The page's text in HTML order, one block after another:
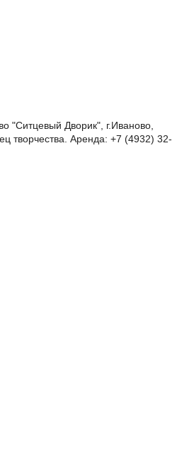
"Ситцевый Дворик", г.Иваново,
творчества. Аренда: +7 (4932) 32-